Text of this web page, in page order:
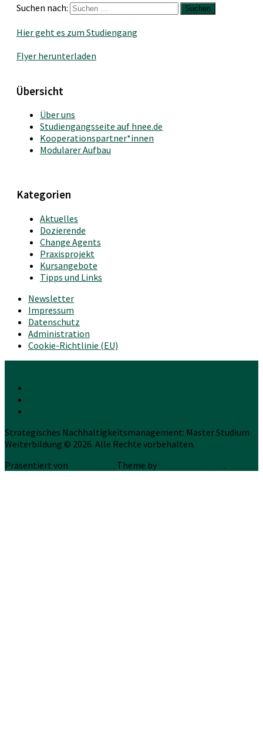
Suchen nach:
Hier geht es zum Studiengang
Flyer herunterladen
Übersicht
Über uns
Studiengangsseite auf hnee.de
Kooperationspartner*innen
Modularer Aufbau
Kategorien
Aktuelles
Dozierende
Change Agents
Praxisprojekt
Kursangebote
Tipps und Links
Newsletter
Impressum
Datenschutz
Administration
Cookie-Richtlinie (EU)
Strategisches Nachhaltigkeitsmanagement: Master Studium
Weiterbildung © 2026. Alle Rechte vorbehalten.
Präsentiert von
. Theme by .